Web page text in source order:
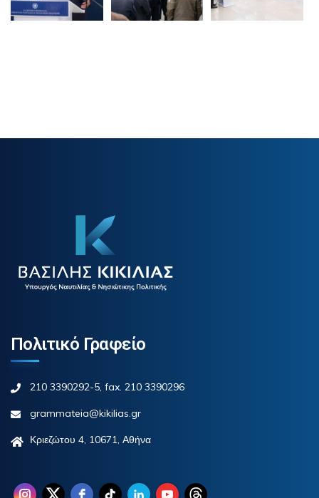
Πολιτικό Γραφείο
210 3390292-5, fax. 210 3390296
grammateia@kikilias.gr
Κριεζώτου 4, 10671, Αθήνα